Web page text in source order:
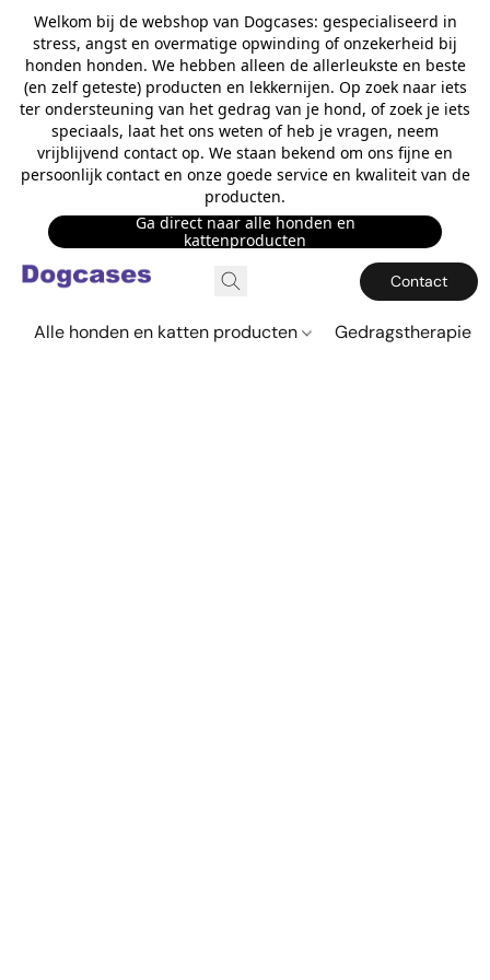
Welkom bij de webshop van Dogcases: gespecialiseerd in
stress, angst en overmatige opwinding of onzekerheid bij
honden honden. We hebben alleen de allerleukste en beste
(en zelf geteste) producten en lekkernijen. Op zoek naar iets
ter ondersteuning van het gedrag van je hond, of zoek je iets
speciaals, laat het ons weten of heb je vragen, neem
vrijblijvend contact op. We staan bekend om ons fijne en
persoonlijk contact en onze goede service en kwaliteit van de
producten.
Ga direct naar alle honden en
kattenproducten
Contact
Alle honden en katten producten Gedragstherapie